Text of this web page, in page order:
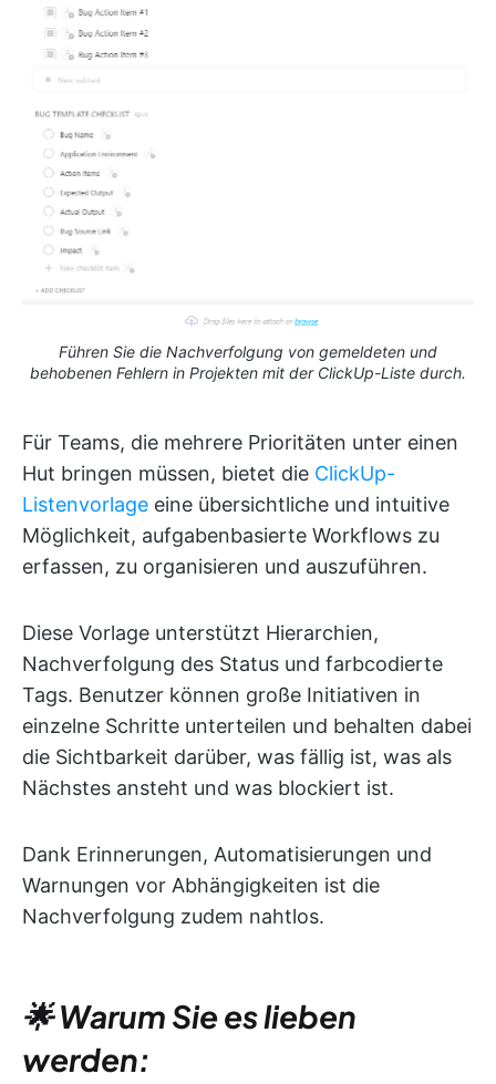
Führen Sie die Nachverfolgung von gemeldeten und
behobenen Fehlern in Projekten mit der ClickUp-Liste durch.
Für Teams, die mehrere Prioritäten unter einen
Hut bringen müssen, bietet die ClickUp-
Listenvorlage eine übersichtliche und intuitive
Möglichkeit, aufgabenbasierte Workflows zu
erfassen, zu organisieren und auszuführen.
Diese Vorlage unterstützt Hierarchien,
Nachverfolgung des Status und farbcodierte
Tags. Benutzer können große Initiativen in
einzelne Schritte unterteilen und behalten dabei
die Sichtbarkeit darüber, was fällig ist, was als
Nächstes ansteht und was blockiert ist.
Dank Erinnerungen, Automatisierungen und
Warnungen vor Abhängigkeiten ist die
Nachverfolgung zudem nahtlos.
🌟 Warum Sie es lieben
werden: